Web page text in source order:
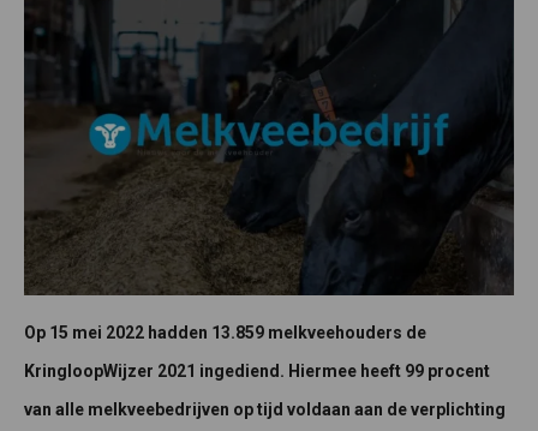
Op 15 mei 2022 hadden 13.859 melkveehouders de
KringloopWijzer 2021 ingediend. Hiermee heeft 99 procent
van alle melkveebedrijven op tijd voldaan aan de verplichting